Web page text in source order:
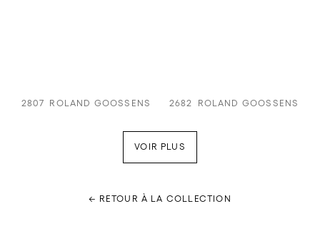
2807 ROLAND GOOSSENS 2682 ROLAND GOOSSENS
VOIR PLUS
← RETOUR À LA COLLECTION